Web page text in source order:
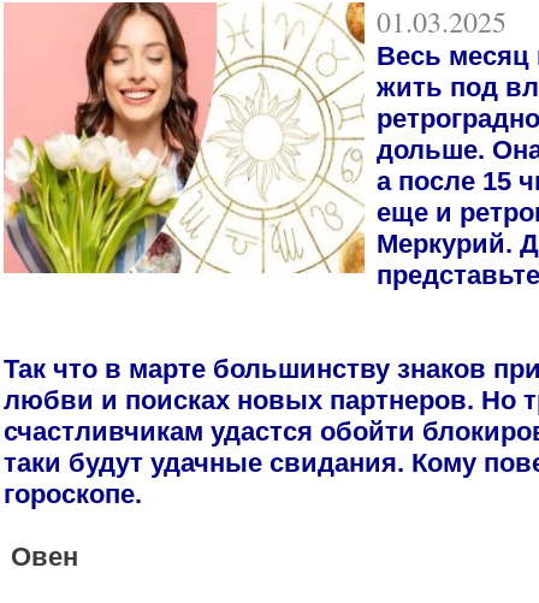
01.03.2025
Весь месяц
жить под
дольше.
а после 15
еще и
Меркурий.
Так что в марте большинству знаков
любви и поисках новых партнеров. Но
счастливчикам удастся обойти
таки будут удачные свидания. Кому
гороскопе.
Овен